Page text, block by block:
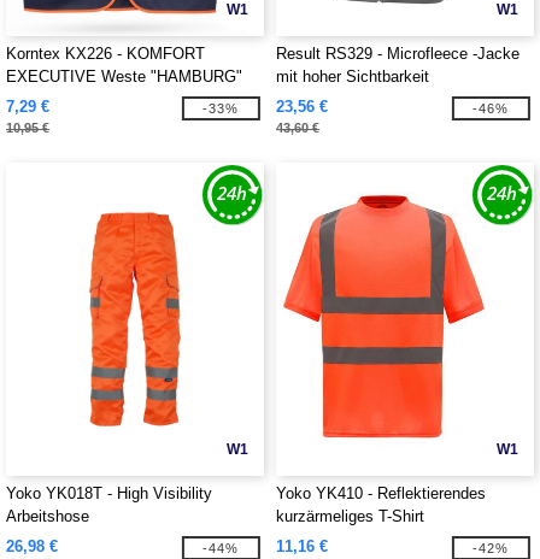
W1
Korntex KX226 - KOMFORT
EXECUTIVE Weste "HAMBURG"
7,29 €
10,95 €
-33%
W1
Result RS329 - Microfleece -Jacke
mit hoher Sichtbarkeit
23,56 €
43,60 €
-46%
W1
Yoko YK018T - High Visibility
Arbeitshose
26,98 €
-44%
W1
Yoko YK410 - Reflektierendes
kurzärmeliges T-Shirt
11,16 €
-42%